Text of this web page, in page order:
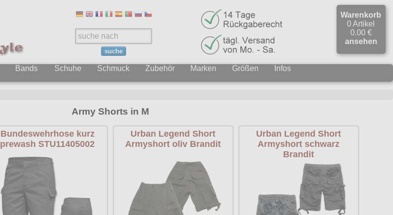
suche
Warenkorb
0 Artikel
0.00 €
ansehen
Bands Schuhe Schmuck Zubehör Marken Größen
Infos
Army Shorts in M
Bundeswehrhose kurz
prewash STU11405002
Urban Legend Short
Armyshort oliv Brandit
Urban Legend Short
Armyshort schwarz
Brandit